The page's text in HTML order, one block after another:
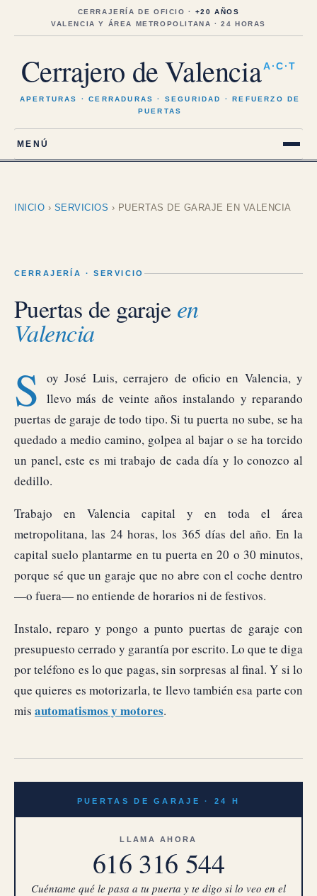
CERRAJERÍA DE OFICIO · +20 AÑOS
VALENCIA Y ÁREA METROPOLITANA · 24 HORAS
Cerrajero de Valencia A·C·T
APERTURAS · CERRADURAS · SEGURIDAD · REFUERZO DE
PUERTAS
MENÚ
INICIO › SERVICIOS › PUERTAS DE GARAJE EN VALENCIA
CERRAJERÍA · SERVICIO
Puertas de garaje en
Valencia
S
oy José Luis, cerrajero de oficio en Valencia, y
llevo más de veinte años instalando y reparando
puertas de garaje de todo tipo. Si tu puerta no sube, se ha
quedado a medio camino, golpea al bajar o se ha torcido
un panel, este es mi trabajo de cada día y lo conozco al
dedillo.
Trabajo en Valencia capital y en toda el área
metropolitana, las 24 horas, los 365 días del año. En la
capital suelo plantarme en tu puerta en 20 o 30 minutos,
porque sé que un garaje que no abre con el coche dentro
—o fuera— no entiende de horarios ni de festivos.
Instalo, reparo y pongo a punto puertas de garaje con
presupuesto cerrado y garantía por escrito. Lo que te diga
por teléfono es lo que pagas, sin sorpresas al final. Y si lo
que quieres es motorizarla, te llevo también esa parte con
mis automatismos y motores.
PUERTAS DE GARAJE · 24 H
LLAMA AHORA
616 316 544
Cuéntame qué le pasa a tu puerta y te digo si lo veo en el